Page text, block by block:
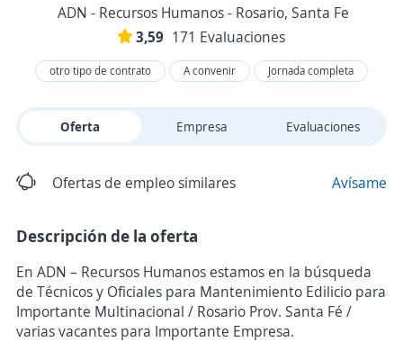
ADN - Recursos Humanos - Rosario, Santa Fe
3,59 171 Evaluaciones
otro tipo de contrato A convenir Jornada completa
Oferta Empresa Evaluaciones
Ofertas de empleo similares Avísame
Descripción de la oferta
En ADN – Recursos Humanos estamos en la búsqueda
de Técnicos y Oficiales para Mantenimiento Edilicio para
Importante Multinacional / Rosario Prov. Santa Fé /
varias vacantes para Importante Empresa.